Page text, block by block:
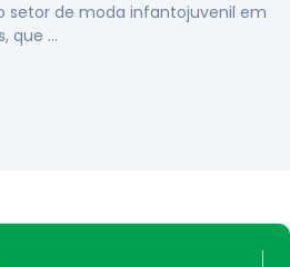
setor de moda infantojuvenil em
que …